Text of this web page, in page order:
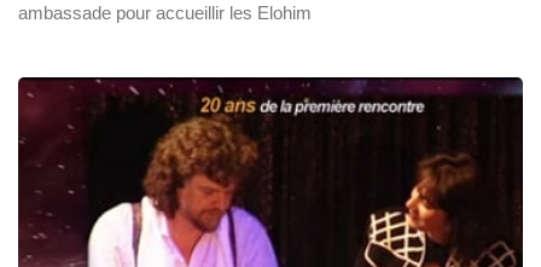
ambassade pour accueillir les Elohim